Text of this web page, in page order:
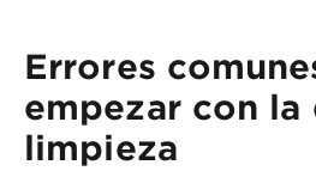
Errores
empezar con la
limpieza